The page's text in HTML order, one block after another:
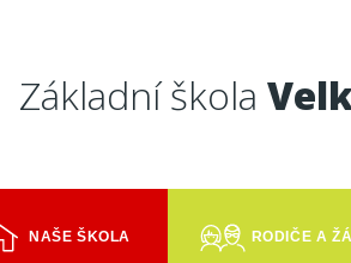
Základní škola
NAŠE ŠKOLA RODIČE A